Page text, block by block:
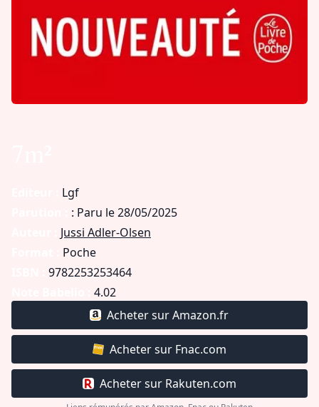
Lgf
: Paru le 28/05/2025
Jussi Adler-Olsen
Poche
9782253253464
4.02
Acheter sur Amazon.fr
Acheter sur Fnac.com
Acheter sur Rakuten.com